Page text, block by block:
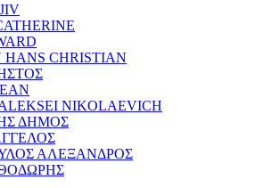
HANS CHRISTIAN
NIKOLAEVICH
ΔΗΜΟΣ
ΑΛΕΞΑΝΔΡΟΣ